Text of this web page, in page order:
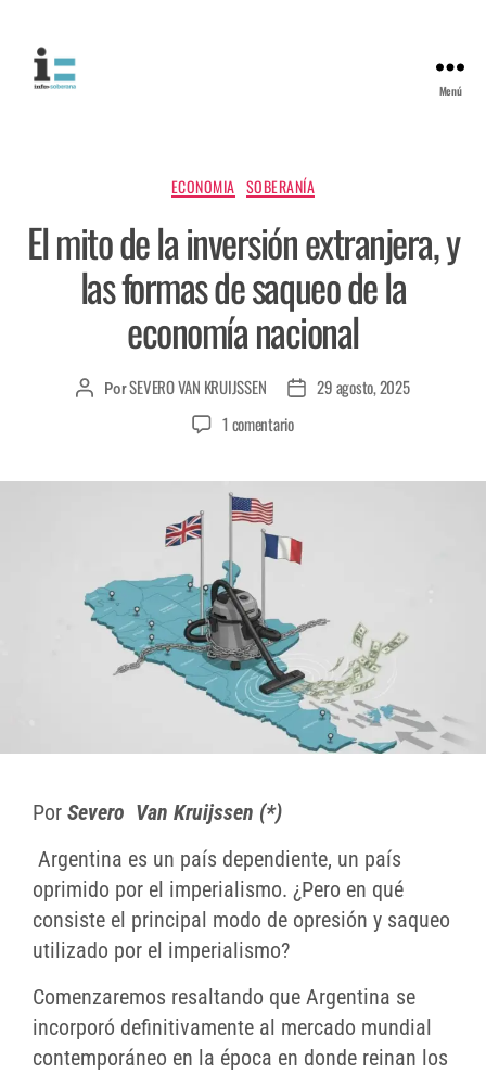
Menú
ECONOMIA SOBERANÍA
El mito de la inversión extranjera, y
las formas de saqueo de la
economía nacional
PorSEVERO VAN KRUIJSSEN
29 agosto, 2025
1 comentario
Por Severo Van Kruijssen (*)
Argentina es un país dependiente, un país
oprimido por el imperialismo. ¿Pero en qué
consiste el principal modo de opresión y saqueo
utilizado por el imperialismo?
Comenzaremos resaltando que Argentina se
incorporó definitivamente al mercado mundial
contemporáneo en la época en donde reinan los